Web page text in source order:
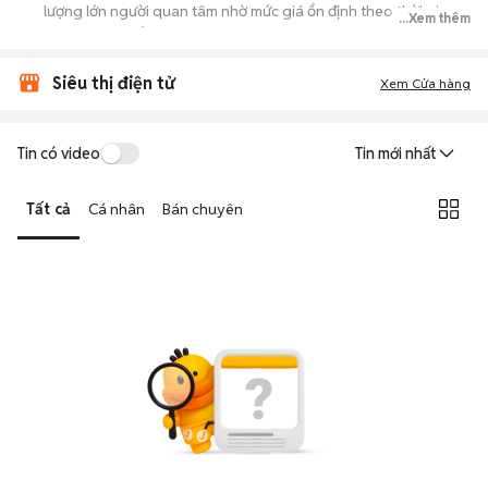
lượng lớn người quan tâm nhờ mức giá ổn định theo thời gian,
phù hợp với số đông.
quốc cung cấp cho bạn nhiều lựa chọn về tỷ lệ phần trăm pin,
Giao dịch thực tế: Việc gặp nhau trực tiếp giúp bạn có thời
...Xem thêm
Siêu thị điện tử Xem Cửa hàng
Tin có video Tin mới nhất
Tất cả Cá nhân Bán chuyên